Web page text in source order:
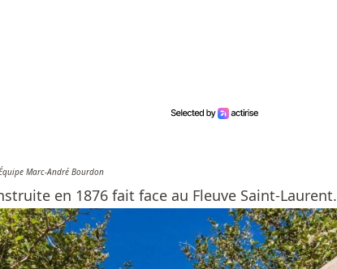
Marc-André Bourdon
en 1876 fait face au Fleuve Saint-Laurent.